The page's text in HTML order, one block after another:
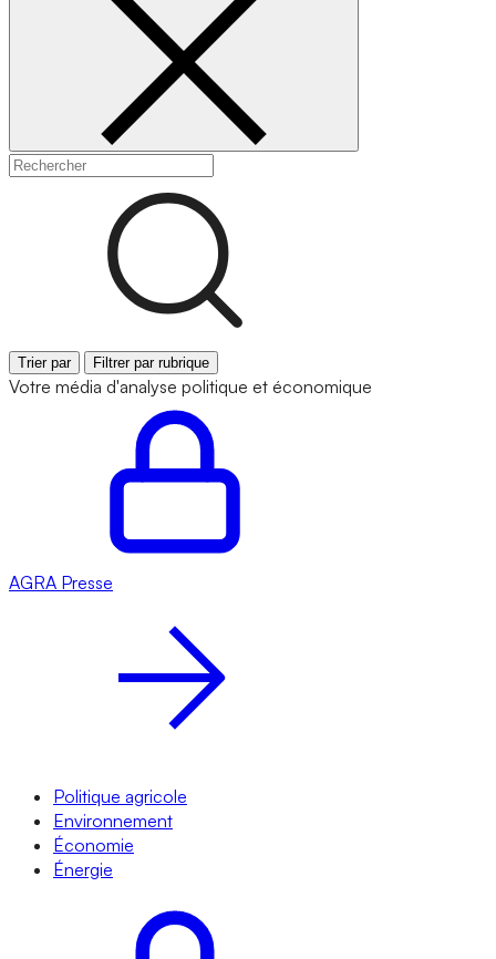
Trier par Filtrer par rubrique
Votre média d'analyse politique et économique
AGRA Presse
Politique agricole
Environnement
Économie
Énergie